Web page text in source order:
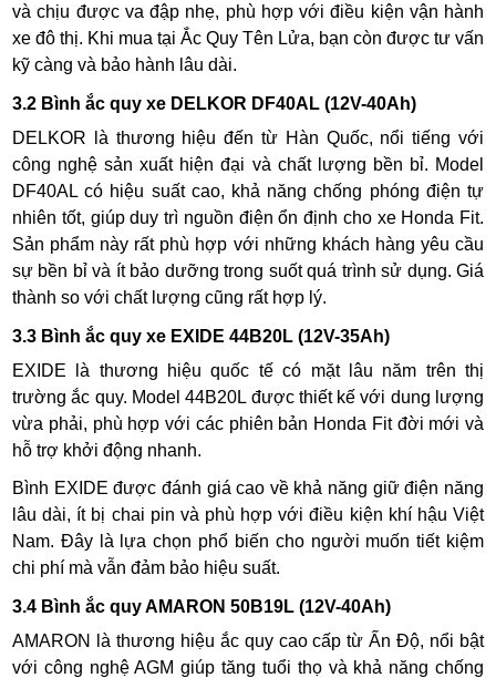
và chịu được va đập nhẹ, phù hợp với điều kiện vận hành
xe đô thị. Khi mua tại Ắc Quy Tên Lửa, bạn còn được tư vấn
kỹ càng và bảo hành lâu dài.
3.2 Bình ắc quy xe DELKOR DF40AL (12V-40Ah)
DELKOR là thương hiệu đến từ Hàn Quốc, nổi tiếng với
công nghệ sản xuất hiện đại và chất lượng bền bỉ. Model
DF40AL có hiệu suất cao, khả năng chống phóng điện tự
nhiên tốt, giúp duy trì nguồn điện ổn định cho xe Honda Fit.
Sản phẩm này rất phù hợp với những khách hàng yêu cầu
sự bền bỉ và ít bảo dưỡng trong suốt quá trình sử dụng. Giá
thành so với chất lượng cũng rất hợp lý.
3.3 Bình ắc quy xe EXIDE 44B20L (12V-35Ah)
EXIDE là thương hiệu quốc tế có mặt lâu năm trên thị
trường ắc quy. Model 44B20L được thiết kế với dung lượng
vừa phải, phù hợp với các phiên bản Honda Fit đời mới và
hỗ trợ khởi động nhanh.
Bình EXIDE được đánh giá cao về khả năng giữ điện năng
lâu dài, ít bị chai pin và phù hợp với điều kiện khí hậu Việt
Nam. Đây là lựa chọn phổ biến cho người muốn tiết kiệm
chi phí mà vẫn đảm bảo hiệu suất.
3.4 Bình ắc quy AMARON 50B19L (12V-40Ah)
AMARON là thương hiệu ắc quy cao cấp từ Ấn Độ, nổi bật
với công nghệ AGM giúp tăng tuổi thọ và khả năng chống